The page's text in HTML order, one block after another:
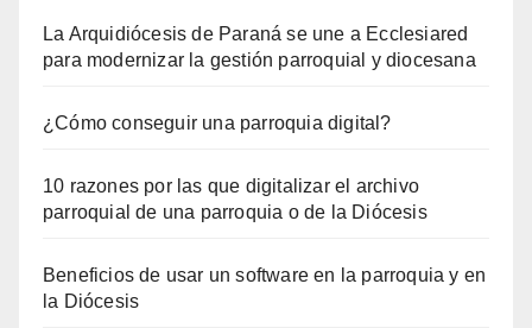
La Arquidiócesis de Paraná se une a Ecclesiared
para modernizar la gestión parroquial y diocesana
¿Cómo conseguir una parroquia digital?
10 razones por las que digitalizar el archivo
parroquial de una parroquia o de la Diócesis
Beneficios de usar un software en la parroquia y en
la Diócesis